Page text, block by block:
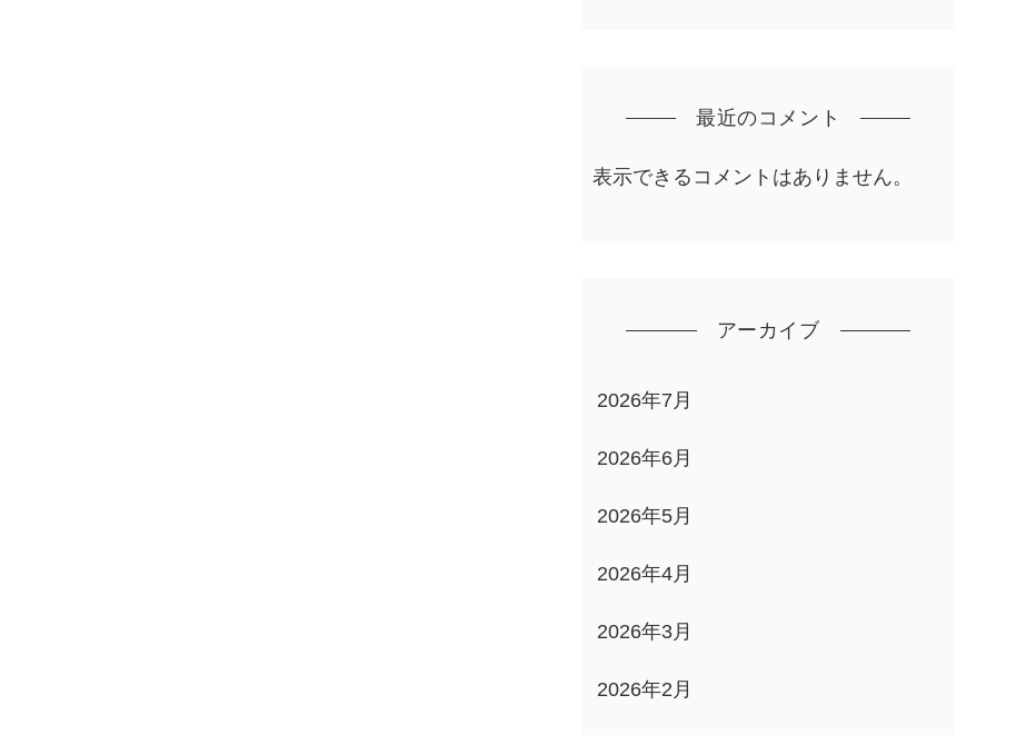
最近のコメント
表示できるコメントはありません。
アーカイブ
2026年7月
2026年6月
2026年5月
2026年4月
2026年3月
2026年2月